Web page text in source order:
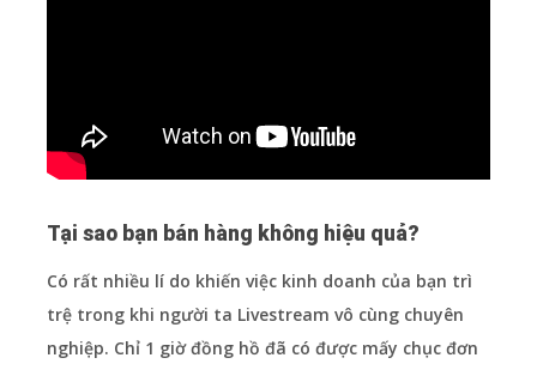
Tại sao bạn bán hàng không hiệu quả?
Có rất nhiều lí do khiến việc kinh doanh của bạn trì
trệ trong khi người ta Livestream vô cùng chuyên
nghiệp. Chỉ 1 giờ đồng hồ đã có được mấy chục đơn